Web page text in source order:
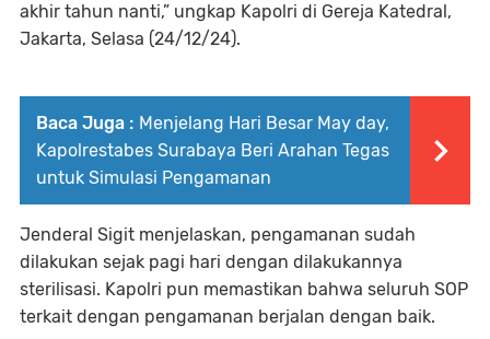
akhir tahun nanti,” ungkap Kapolri di Gereja Katedral,
Jakarta, Selasa (24/12/24).
Baca Juga : Menjelang Hari Besar May day,
Kapolrestabes Surabaya Beri Arahan Tegas
untuk Simulasi Pengamanan
Jenderal Sigit menjelaskan, pengamanan sudah
dilakukan sejak pagi hari dengan dilakukannya
sterilisasi. Kapolri pun memastikan bahwa seluruh SOP
terkait dengan pengamanan berjalan dengan baik.